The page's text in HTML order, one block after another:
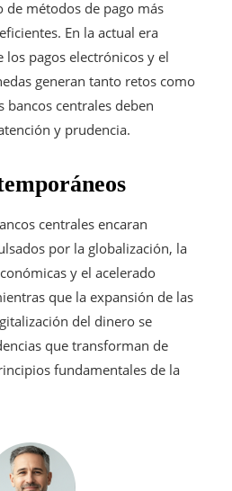
de métodos de pago más
En la actual era
pagos electrónicos y el
generan tanto retos como
centrales deben
y prudencia.
centrales encaran
por la globalización, la
y el acelerado
que la expansión de las
del dinero se
que transforman de
fundamentales de la